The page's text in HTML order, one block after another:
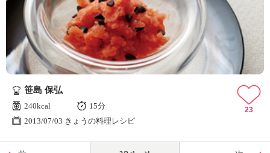
笹島 保弘
240kcal
15分
2013/07/03 きょうの料理レシピ
23